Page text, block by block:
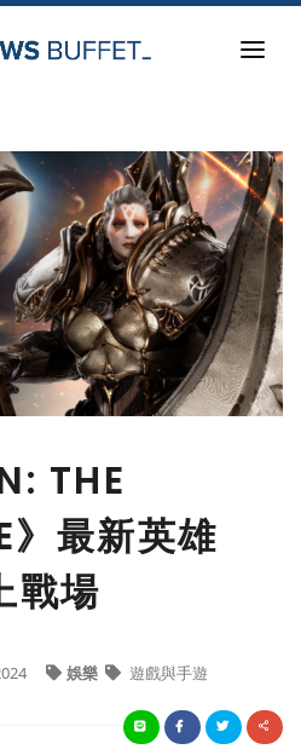
THE
》最新英雄
戰場
娛樂 遊戲與手遊